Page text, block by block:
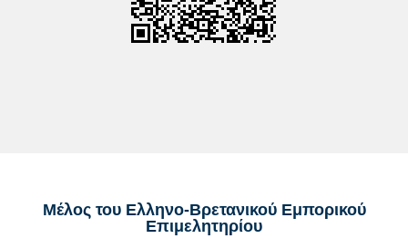
Μέλος του Ελληνο-Βρετανικού Εμπορικού
Επιμελητηρίου